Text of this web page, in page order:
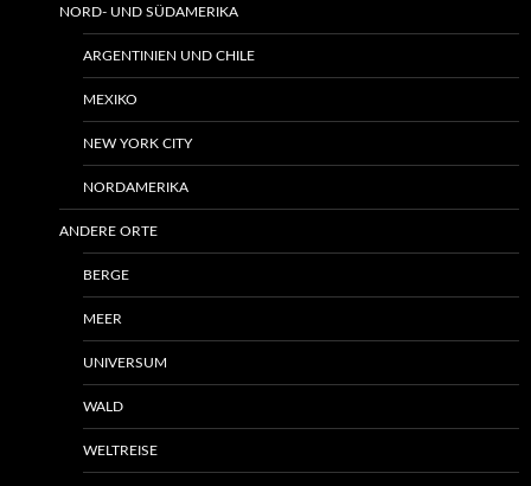
NORD- UND SÜDAMERIKA
ARGENTINIEN UND CHILE
MEXIKO
NEW YORK CITY
NORDAMERIKA
ANDERE ORTE
BERGE
MEER
UNIVERSUM
WALD
WELTREISE